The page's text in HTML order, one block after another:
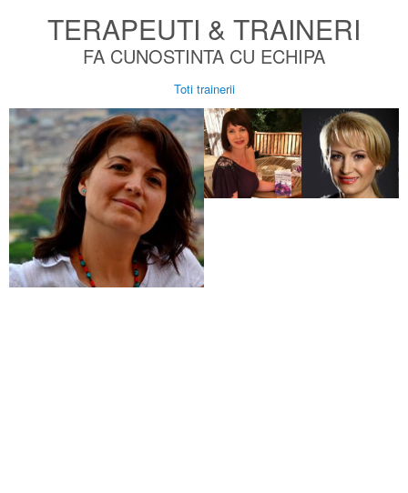
TERAPEUTI & TRAINERI
FA CUNOSTINTA CU ECHIPA
Toti trainerii
Este terapeut